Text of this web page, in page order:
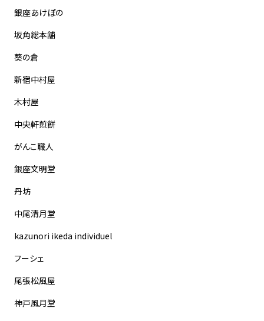
銀座あけぼの
坂角総本舖
葵の倉
新宿中村屋
木村屋
中央軒煎餅
がんこ職人
銀座文明堂
丹坊
中尾清月堂
kazunori ikeda individuel
フーシェ
尾張松風屋
神戸風月堂